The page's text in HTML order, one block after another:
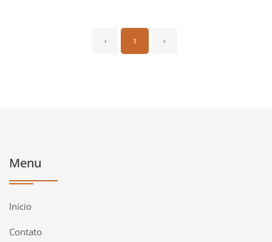
‹ 1 ›
Menu
Início
Contato